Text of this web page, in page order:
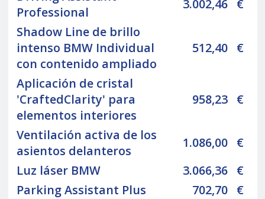
Professional
3.002,46 €
Shadow Line de brillo
intenso BMW Individual
con contenido ampliado
512,40 €
Aplicación de cristal
'CraftedClarity' para
elementos interiores
958,23 €
Ventilación activa de los
asientos delanteros
1.086,00 €
Luz láser BMW
3.066,36 €
Parking Assistant Plus
702,70 €